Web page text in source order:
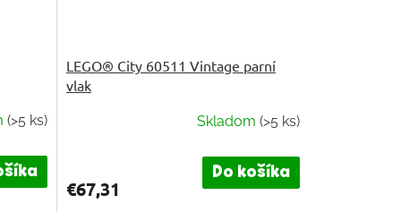
(>5 ks)
LEGO® City 60511 Vintage parní
vlak
je
Skladom (>5 ks)
€67,31
Do košíka